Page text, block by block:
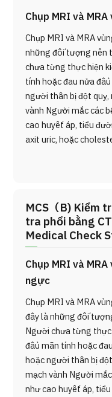
Chụp MRI và
Chụp MRI và MRA
những đối tượng nên
chưa từng thực hiện
tính hoặc đau nửa
người thân bị đột
vành Người mắc các
cao huyết áp, tiểu
axit uric, hoặc
MCS（B) Kiểm
tra phổi bằng
Medical Check
Chụp MRI và
ngực
Chụp MRI và MRA
đây là những đối
Người chưa từng
đầu mãn tính hoặc
hoặc người thân bị
mạch vành Người
như cao huyết áp,